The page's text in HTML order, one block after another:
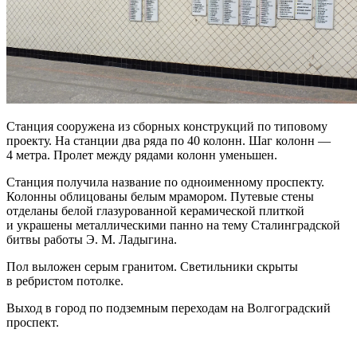
Станция сооружена из сборных конструкций по типовому
проекту. На станции два ряда по 40 колонн. Шаг колонн —
4 метра. Пролет между рядами колонн уменьшен.
Станция получила название по одноименному проспекту.
Колонны облицованы белым мрамором. Путевые стены
отделаны белой глазурованной керамической плиткой
и украшены металлическими панно на тему Сталинградской
битвы работы Э. М. Ладыгина.
Пол выложен серым гранитом. Светильники скрыты
в ребристом потолке.
Выход в город по подземным переходам на Волгоградский
проспект.